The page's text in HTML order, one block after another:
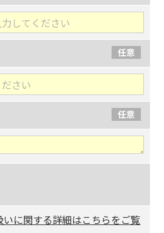
任意
任意
に関する詳細はこちらをご覧